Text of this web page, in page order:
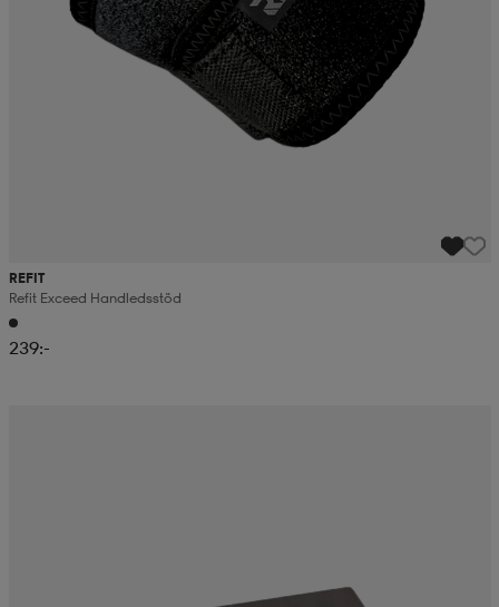
REFIT
Refit Exceed Handledsstöd
239:-